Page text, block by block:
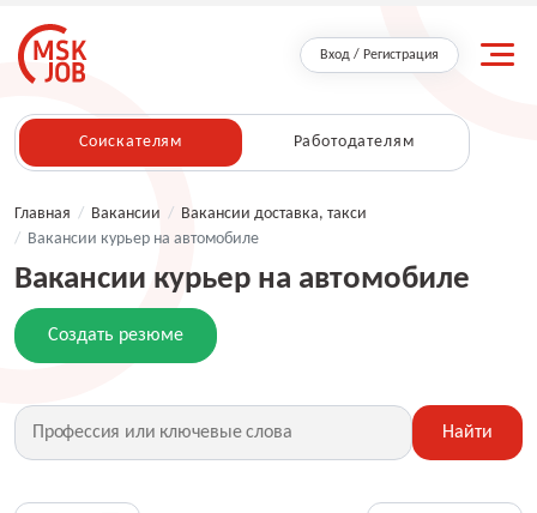
Вход / Регистрация
Соискателям Работодателям
Главная / Вакансии / Вакансии доставка, такси
/ Вакансии курьер на автомобиле
Вакансии курьер на автомобиле
Создать резюме
Найти